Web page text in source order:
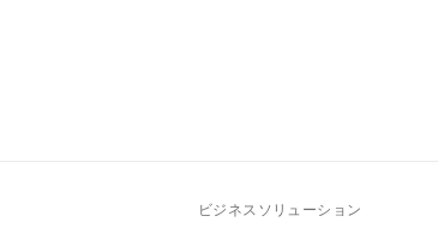
ビジネスソリューション